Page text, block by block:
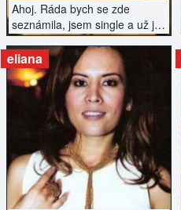
Ahoj. Ráda bych se zde
seznámila, jsem single a už je
čas začít se zas s někým
setkat :)
eliana
ZOBRAZIT INZERÁT